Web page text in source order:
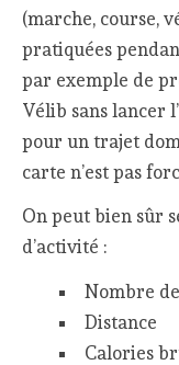
(marche, course,
pratiquées
par exemple de
Vélib sans lancer
pour un trajet
carte n’est pas
On peut bien sûr
d’activité :
Nombre
Distance
Calories